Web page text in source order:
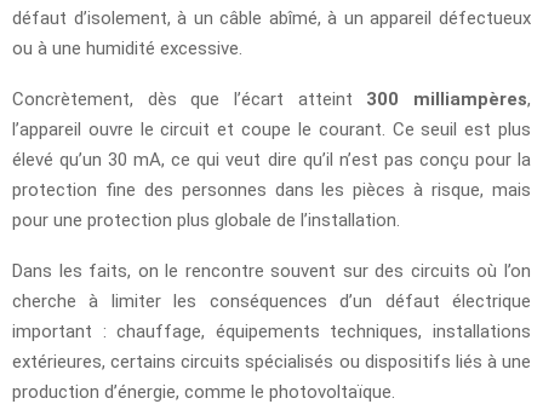
défaut d’isolement, à un câble abîmé, à un appareil défectueux
ou à une humidité excessive.
Concrètement, dès que l’écart atteint 300 milliampères,
l’appareil ouvre le circuit et coupe le courant. Ce seuil est plus
élevé qu’un 30 mA, ce qui veut dire qu’il n’est pas conçu pour la
protection fine des personnes dans les pièces à risque, mais
pour une protection plus globale de l’installation.
Dans les faits, on le rencontre souvent sur des circuits où l’on
cherche à limiter les conséquences d’un défaut électrique
important : chauffage, équipements techniques, installations
extérieures, certains circuits spécialisés ou dispositifs liés à une
production d’énergie, comme le photovoltaïque.